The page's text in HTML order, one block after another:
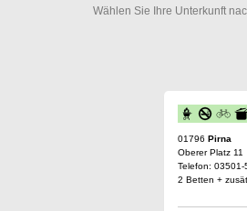
Wählen Sie Ihre Unterkunft
01796 Pirna
Oberer Platz 11
Telefon: 03501-
2 Betten +